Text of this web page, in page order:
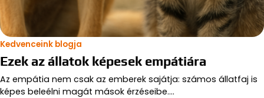
Kedvenceink blogja
Ezek az állatok képesek empátiára
Az empátia nem csak az emberek sajátja: számos állatfaj is
képes beleélni magát mások érzéseibe.…